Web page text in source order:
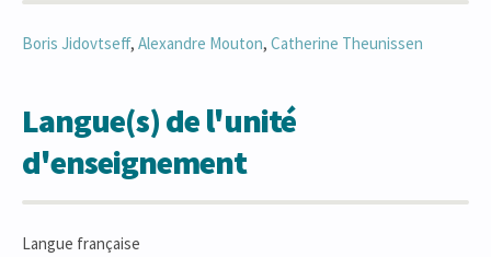
Boris Jidovtseff, Alexandre Mouton, Catherine Theunissen
Langue(s) de l'unité
d'enseignement
Langue française